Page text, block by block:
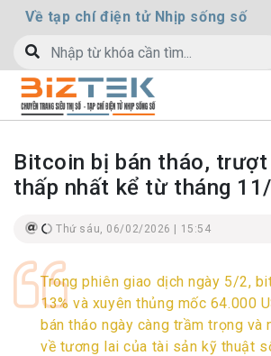
Về tạp chí điện tử Nhịp sống số
Bitcoin bị bán tháo,
thấp nhất kể từ tháng
Thứ sáu, 06/02/2026 | 15:54
Trong phiên giao dịch ngày 5/2,
13% và xuyên thủng mốc 64.000
bán tháo ngày càng trầm trọng và
về tương lai của tài sản kỹ thuật